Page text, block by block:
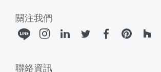
關注我們
聯絡資訊